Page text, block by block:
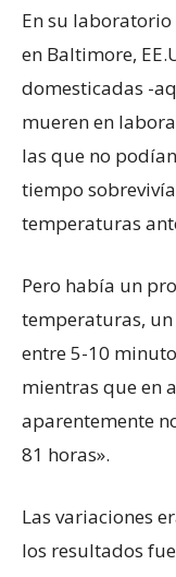
En su laboratorio
en Baltimore,
domesticadas -
mueren en
las que no
tiempo
temperaturas
Pero había un
temperaturas,
entre 5-10
mientras que en
aparentemente
81 horas».
Las variaciones
los resultados